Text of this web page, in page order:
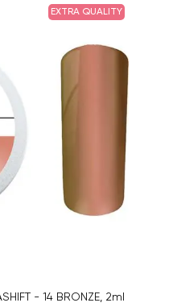
EXTRA QUALITY
- 14 BRONZE, 2ml